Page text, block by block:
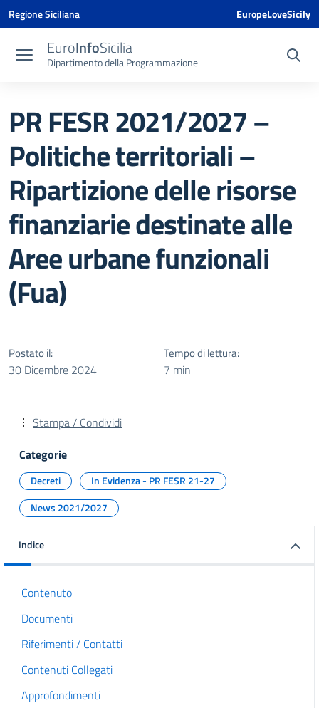
Vai ai contenuti
Vai al menu di navigazione
Vai al footer
Vai al banner delle Cookie Policy
Regione Siciliana EuropeLoveSicily
EuroInfoSicilia
Dipartimento della Programmazione
PR FESR 2021/2027 –
Politiche territoriali –
Ripartizione delle risorse
finanziarie destinate alle
Aree urbane funzionali
(Fua)
Postato il:
30 Dicembre 2024
Tempo di lettura:
7 min
Stampa / Condividi
Categorie
Decreti
In Evidenza - PR FESR 21-27
News 2021/2027
Indice
Contenuto
Documenti
Riferimenti / Contatti
Contenuti Collegati
Approfondimenti